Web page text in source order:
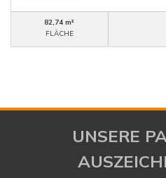
82,74 m²
FLÄCHE
UNSERE